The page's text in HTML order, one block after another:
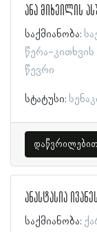
ანა მიხეილის
საქმიანობა:
წერა-
წევრი
სტატუსი:
დაწვრილებით
ანასტასია
საქმიანობა: